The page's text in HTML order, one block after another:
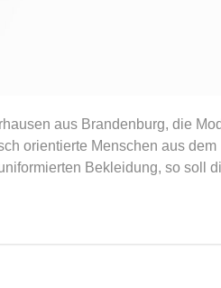
aus Brandenburg, die
orientierte Menschen aus dem
Bekleidung, so soll